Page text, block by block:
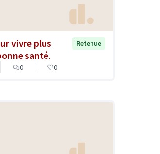
vivre plus
santé.
Retenue
0 0